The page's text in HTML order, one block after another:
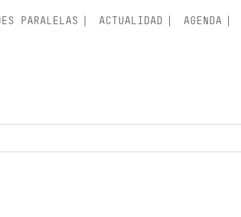
PARALELAS ACTUALIDAD AGENDA